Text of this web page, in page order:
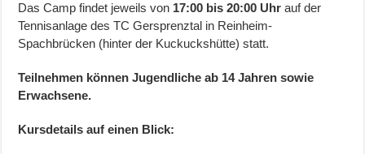
Das Camp findet jeweils von 17:00 bis 20:00 Uhr auf der
Tennisanlage des TC Gersprenztal in Reinheim-
Spachbrücken (hinter der Kuckuckshütte) statt.
Teilnehmen können Jugendliche ab 14 Jahren sowie
Erwachsene.
Kursdetails auf einen Blick: